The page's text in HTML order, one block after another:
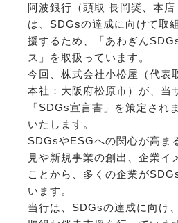
阿波銀行（頭取 長岡奨、本店
は、SDGsの達成に向けて取
援するため、「あわぎん
ス」を取扱っています。
今回、株式会社小松屋（代表
本社：大阪府松原市）が、当
「SDGs宣言書」を策定され
いたします。
SDGsやESGへの関心が高ま
見や新規事業の創出、企業イ
ことから、多くの企業が
います。
当行は、SDGsの達成に向け